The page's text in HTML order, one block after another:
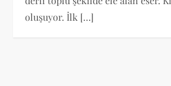
oluşuyor. İlk […]